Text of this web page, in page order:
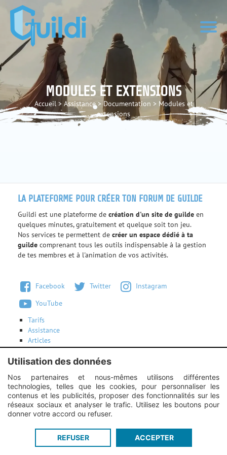
MODULES ET EXTENSIONS
Accueil > Assistance > Documentation > Modules et
extensions
LA PLATEFORME POUR CRÉER TON FORUM DE GUILDE
Guildi est une plateforme de création d'un site de guilde en
quelques minutes, gratuitement et quelque soit ton jeu.
Nos services te permettent de créer un espace dédié à ta
guilde comprenant tous les outils indispensable à la gestion
de tes membres et à l'animation de vos activités.
Facebook Twitter
Instagram
YouTube
Tarifs
Assistance
Articles
Conditions d'utilisation
Contactez-nous
Instagram :Unexpected response structure
Guildi.com © 2012 - 2026 Mentions légales- Service proposé par
Guildi
Utilisation des données
Nos partenaires et nous-mêmes utilisons différentes
technologies, telles que les cookies, pour personnaliser les
contenus et les publicités, proposer des fonctionnalités sur les
réseaux sociaux et analyser le trafic. Utilisez les boutons pour
donner votre accord ou refuser.
REFUSER ACCEPTER